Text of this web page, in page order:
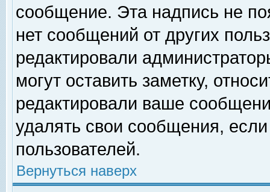
сообщение. Эта надпись не
нет сообщений от других
редактировали
могут оставить заметку,
редактировали ваше
удалять свои сообщения,
пользователей.
Вернуться наверх